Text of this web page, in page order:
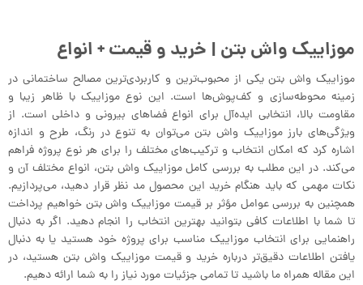
موزاییک واش بتن | خرید و قیمت + انواع
موزاییک واش بتن یکی از محبوب‌ترین و کاربردی‌ترین مصالح ساختمانی در
زمینه محوطه‌سازی و کف‌پوش‌ها است. این نوع موزاییک با ظاهر زیبا و
مقاومت بالا، انتخابی ایده‌آل برای انواع فضاهای بیرونی و داخلی است. از
ویژگی‌های بارز موزاییک واش بتن می‌توان به تنوع در رنگ، طرح و اندازه
اشاره کرد که امکان انتخاب و ترکیب‌های مختلف را برای هر نوع پروژه فراهم
می‌کند. در این مطلب به بررسی کامل موزاییک واش بتن، انواع مختلف آن و
نکات مهمی که باید هنگام خرید این محصول مد نظر قرار دهید، می‌پردازیم.
همچنین به بررسی عوامل مؤثر بر قیمت موزاییک واش بتن خواهیم پرداخت
تا شما با اطلاعات کافی بتوانید بهترین انتخاب را انجام دهید. اگر به دنبال
راهنمایی برای انتخاب موزاییک مناسب برای پروژه خود هستید یا به دنبال
یافتن اطلاعات دقیق‌تر درباره خرید و قیمت موزاییک واش بتن هستید، در
این مقاله همراه ما باشید تا تمامی جزئیات مورد نیاز را به شما ارائه دهیم.